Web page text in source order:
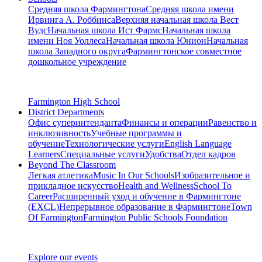
Средняя школа ФармингтонаСредняя школа имени
Ирвинга А. РоббинсаВерхняя начальная школа Вест
ВудсНачальная школа Ист ФармсНачальная школа
имени Ноя УоллесаНачальная школа ЮнионНачальная
школа Западного округаФармингтонское совместное
дошкольное учреждение
Farmington High School
District Departments
Офис суперинтендантаФинансы и операцииРавенство и
инклюзивностьУчебные программы и
обучениеТехнологические услугиEnglish Language
LearnersСпециальные услугиУдобстваОтдел кадров
Beyond The Classroom
Легкая атлетикаMusic In Our SchoolsИзобразительное и
прикладное искусствоHealth and WellnessSchool To
CareerРасширенный уход и обучение в Фармингтоне
(EXCL)Непрерывное образование в ФармингтонеTown
Of FarmingtonFarmington Public Schools Foundation
Explore our events